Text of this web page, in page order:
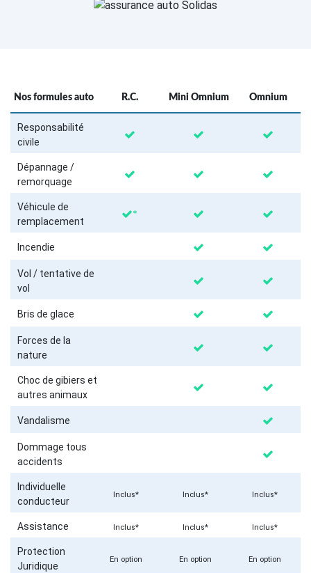
Nos formules auto R.C. Mini Omnium Omnium
Responsabilité
civile
Dépannage /
remorquage
Véhicule de
remplacement
*
Incendie
Vol / tentative de
vol
Bris de glace
Forces de la
nature
Choc de gibiers et
autres animaux
Vandalisme
Dommage tous
accidents
Individuelle
conducteur
Inclus* Inclus* Inclus*
Assistance Inclus* Inclus* Inclus*
Protection
Juridique
En option En option En option